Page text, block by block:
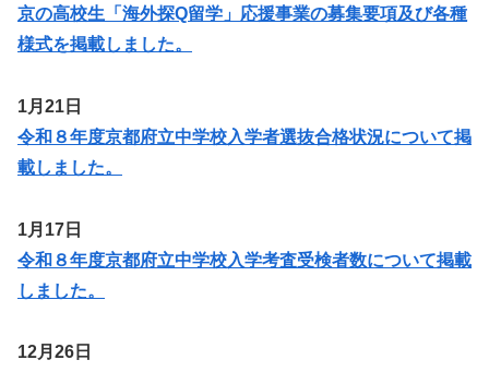
京の高校生「海外探Q留学」応援事業の募集要項及び各種
様式を掲載しました。
1月21日
令和８年度京都府立中学校入学者選抜合格状況について掲
載しました。
1月17日
令和８年度京都府立中学校入学考査受検者数について掲載
しました。
12月26日